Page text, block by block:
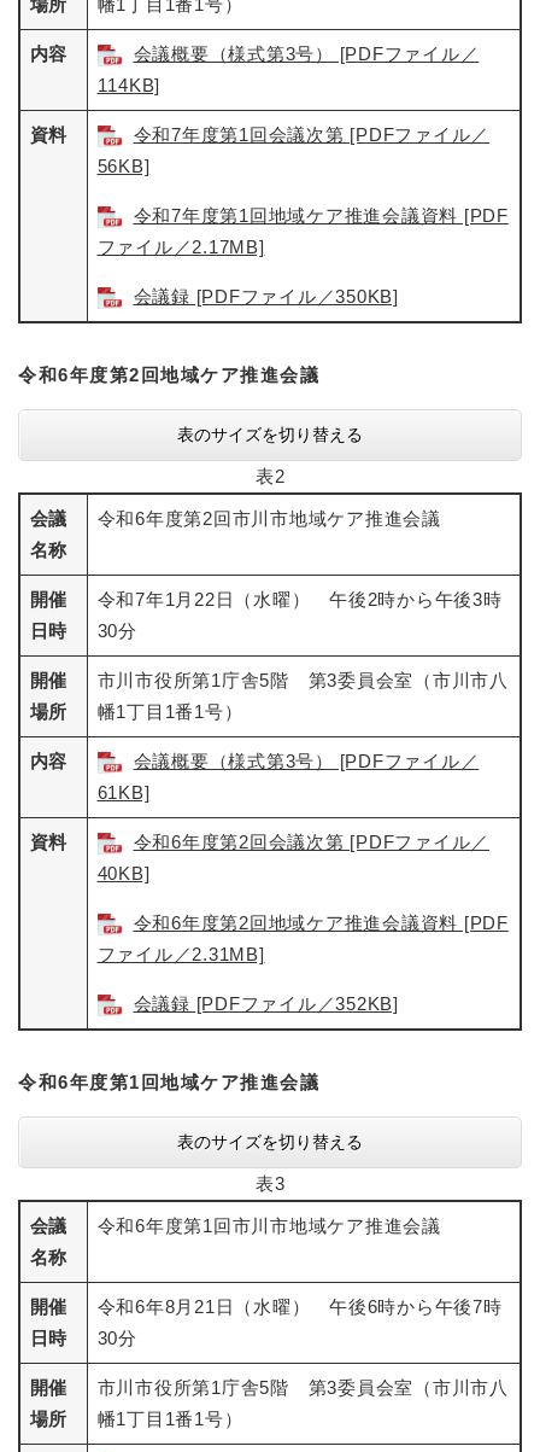
内容
会議概要（様式第3号） [PDFファイル／
114KB]
資料
令和7年度第1回会議次第 [PDFファイル／
56KB]
令和7年度第1回地域ケア推進会議資料 [PDF
ファイル／2.17MB]
会議録 [PDFファイル／350KB]
令和6年度第2回地域ケア推進会議
表のサイズを切り替える
表2
会議
名称
令和6年度第2回市川市地域ケア推進会議
開催
日時
令和7年1月22日（水曜） 午後2時から午後3時
30分
開催
場所
市川市役所第1庁舎5階 第3委員会室（市川市八
幡1丁目1番1号）
内容
会議概要（様式第3号） [PDFファイル／
61KB]
資料
令和6年度第2回会議次第 [PDFファイル／
40KB]
令和6年度第2回地域ケア推進会議資料 [PDF
ファイル／2.31MB]
会議録 [PDFファイル／352KB]
令和6年度第1回地域ケア推進会議
表のサイズを切り替える
表3
会議
名称
令和6年度第1回市川市地域ケア推進会議
開催
日時
令和6年8月21日（水曜） 午後6時から午後7時
30分
開催
場所
市川市役所第1庁舎5階 第3委員会室（市川市八
幡1丁目1番1号）